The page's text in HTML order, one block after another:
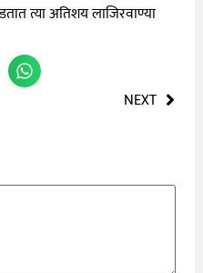
त्या अतिशय लाजिरवाण्या
NEXT